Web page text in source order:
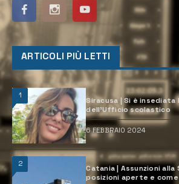
ARTICOLI PIÙ LETTI
1
Siracusa | Si è
dell’Ufficio scolastico
6 FEBBRAIO 2024
2
Catania | Assunzioni
posizioni aperte e